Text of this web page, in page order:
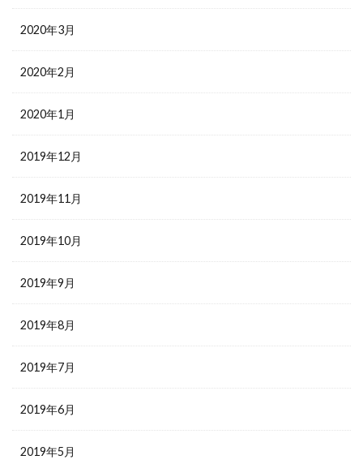
2020年3月
2020年2月
2020年1月
2019年12月
2019年11月
2019年10月
2019年9月
2019年8月
2019年7月
2019年6月
2019年5月